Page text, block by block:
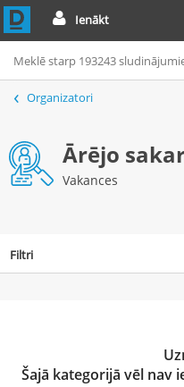
Ienākt
Organizatori
Ārējo
Vakances
Filtri
Šajā kategorijā vēl nav